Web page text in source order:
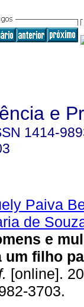
e
1414-
Paiva
de
e
um filho
[online].
3703.